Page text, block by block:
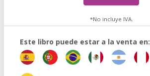
*No incluye IVA.
Este libro puede estar a la venta en: